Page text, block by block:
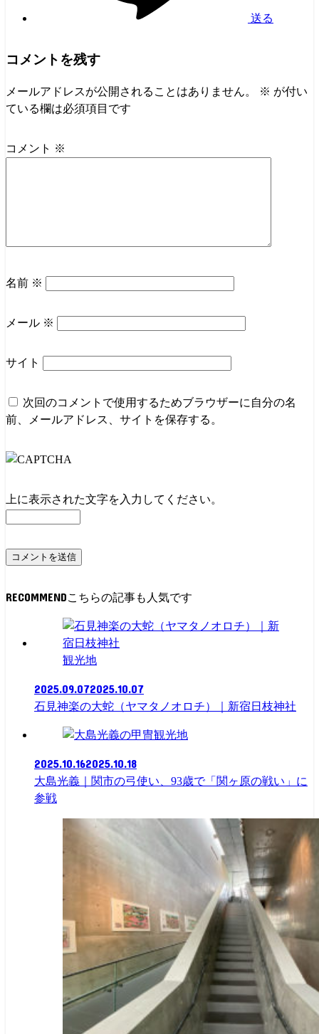
送る
コメントを残す
メールアドレスが公開されることはありません。 ※ が付い
ている欄は必須項目です
コメント ※
名前 ※
メール ※
サイト
次回のコメントで使用するためブラウザーに自分の名
前、メールアドレス、サイトを保存する。
上に表示された文字を入力してください。
RECOMMEND
観光地
2025.09.072025.10.07
石見神楽の大蛇（ヤマタノオロチ）｜新宿日枝神社
観光地
2025.10.162025.10.18
大島光義｜関市の弓使い、93歳で「関ヶ原の戦い」に
参戦